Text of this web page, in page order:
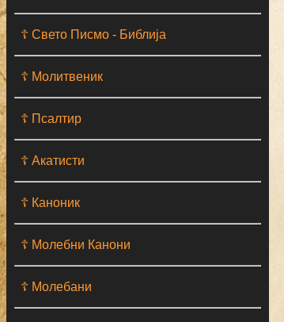
☦ Свето Писмо - Библија
☦ Молитвеник
☦ Псалтир
☦ Акатисти
☦ Каноник
☦ Молебни Канони
☦ Молебани